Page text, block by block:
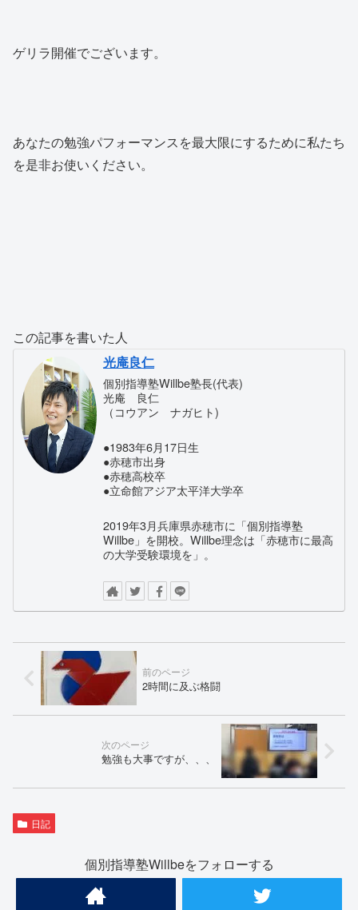
ゲリラ開催でございます。
あなたの勉強パフォーマンスを最大限にするために私たち
を是非お使いください。
この記事を書いた人
光庵良仁
個別指導塾Willbe塾長(代表)
光庵 良仁
（コウアン ナガヒト)
●1983年6月17日生
●赤穂市出身
●赤穂高校卒
●立命館アジア太平洋大学卒
2019年3月兵庫県赤穂市に「個別指導塾
Willbe」を開校。Willbe理念は「赤穂市に最高
の大学受験環境を」。
2時間に及ぶ格闘
勉強も大事ですが、、、
日記
個別指導塾Willbeをフォローする